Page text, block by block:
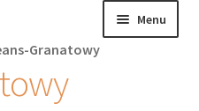
Menu
Granatowy